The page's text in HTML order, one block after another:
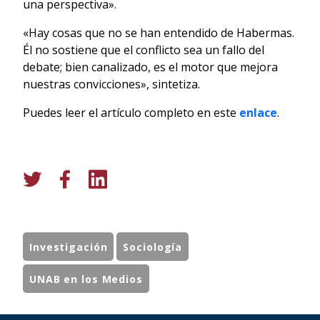
una perspectiva».
«Hay cosas que no se han entendido de Habermas.
Él no sostiene que el conflicto sea un fallo del
debate; bien canalizado, es el motor que mejora
nuestras convicciones», sintetiza.
Puedes leer el artículo completo en este enlace.
Investigación Sociología
UNAB en los Medios